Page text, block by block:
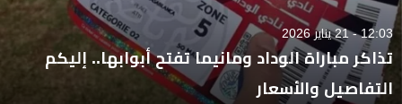
12:03 - 21 يناير 2026
تذاكر مباراة الوداد ومانيما تفتح أبوابها.. إليكم
التفاصيل والأسعار